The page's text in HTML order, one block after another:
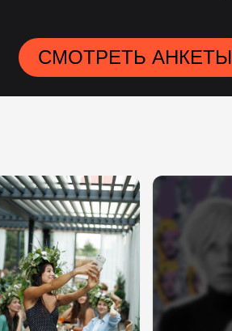
СМОТРЕТЬ АНКЕТЫ